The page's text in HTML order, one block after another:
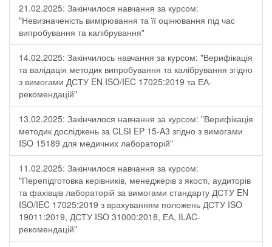
21.02.2025: Закінчилося навчання за курсом:
"Невизначеність вимірювання та її оцінювання під час
випробування та калібрування"
14.02.2025: Закінчилось навчання за курсом: "Верифікація
та валідація методик випробування та калібрування згідно
з вимогами ДСТУ EN ISO/IEC 17025:2019 та ЕА-
рекомендацій"
13.02.2025: Закінчилося навчання за курсом: "Верифікація
методик досліджень за CLSI EP 15-A3 згідно з вимогами
ISO 15189 для медичних лабораторій"
11.02.2025: Закінчилося навчання за курсом:
"Перепідготовка керівників, менеджерів з якості, аудиторів
та фахівців лабораторій за вимогами стандарту ДСТУ EN
ISO/IEC 17025:2019 з врахуванням положень ДСТУ ISO
19011:2019, ДСТУ ISO 31000:2018, ЕА, ILAC-
рекомендацій"